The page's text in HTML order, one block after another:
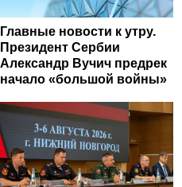
Главные новости к утру.
Президент Сербии
Александр Вучич предрек
начало «большой войны»